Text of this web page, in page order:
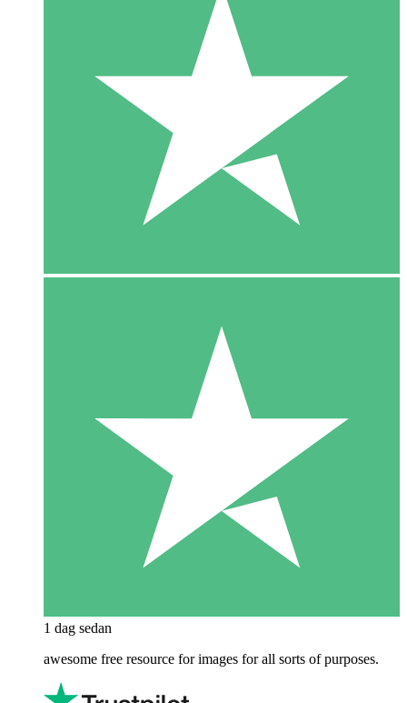
1 dag sedan
awesome free resource for images for all sorts of purposes.